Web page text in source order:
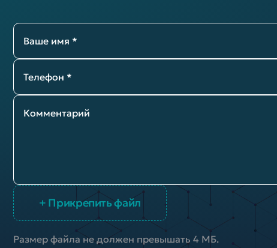
Ваше имя *
Телефон *
Комментарий
+ Прикрепить файл
Размер файла не должен превышать 4 МБ.